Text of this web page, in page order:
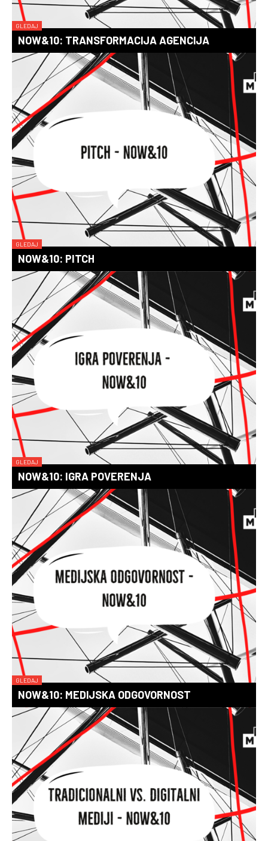
GLEDAJ
NOW&10: TRANSFORMACIJA AGENCIJA
GLEDAJ
NOW&10: PITCH
GLEDAJ
NOW&10: IGRA POVERENJA
GLEDAJ
NOW&10: MEDIJSKA ODGOVORNOST